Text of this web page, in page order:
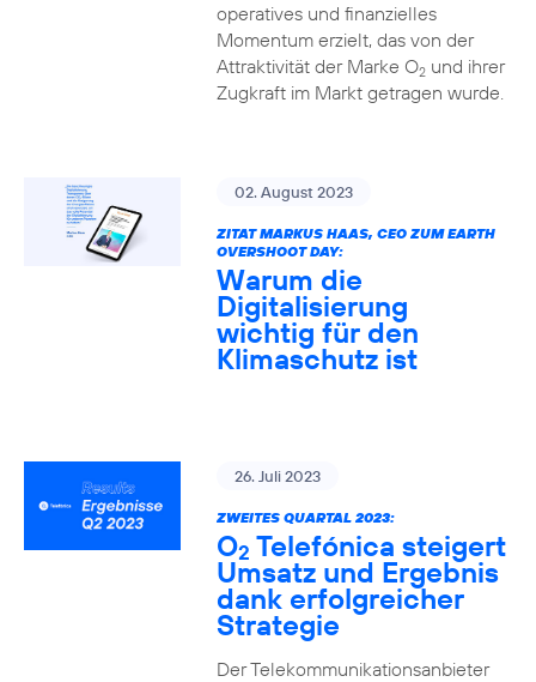
operatives und finanzielles
Momentum erzielt, das von der
Attraktivität der Marke O2und ihrer
Zugkraft im Markt getragen wurde.
02. August 2023
ZITAT MARKUS HAAS, CEO ZUM EARTH
OVERSHOOT DAY:
Warum die
Digitalisierung
wichtig für den
Klimaschutz ist
26. Juli 2023
ZWEITES QUARTAL 2023:
O2 Telefónica steigert
Umsatz und Ergebnis
dank erfolgreicher
Strategie
Der Telekommunikationsanbieter